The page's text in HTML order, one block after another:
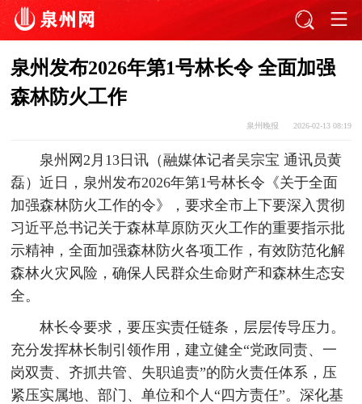
泉州发布2026年第1号林长令 全面加强
森林防火工作
泉州晚报 2026-02-13 08:19
泉州网2月13日讯（融媒体记者吴宗宝 通讯员黄
磊）近日，泉州发布2026年第1号林长令《关于全面
加强森林防火工作的令》，要求全市上下要深入贯彻
习近平总书记关于森林草原防灭火工作的重要指示批
示精神，全面加强森林防火各项工作，有效防范化解
森林火灾风险，确保人民群众生命财产和森林生态安
全。
林长令要求，要压实责任链条，层层传导压力。
充分发挥林长制引领作用，建立健全“党政同责、一
岗双责、齐抓共管、失职追责”的防火责任体系，压
紧压实属地、部门、单位和个人“四方责任”。深化基